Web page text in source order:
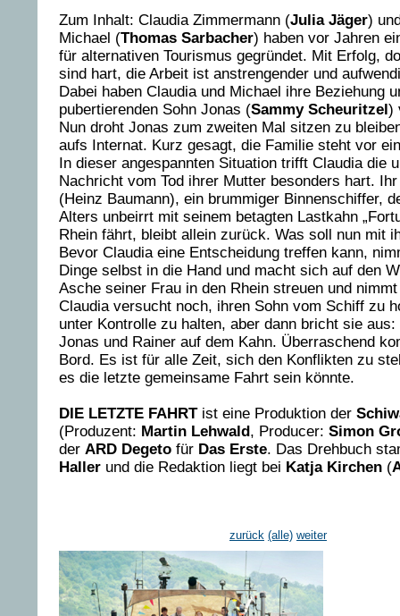
Zum Inhalt: Claudia Zimmermann (Julia Jäger)
Michael (Thomas Sarbacher) haben vor Jahren
für alternativen Tourismus gegründet. Mit Erfolg,
sind hart, die Arbeit ist anstrengender und
Dabei haben Claudia und Michael ihre Beziehung
pubertierenden Sohn Jonas (Sammy Scheuritzel)
Nun droht Jonas zum zweiten Mal sitzen zu
aufs Internat. Kurz gesagt, die Familie steht vor
In dieser angespannten Situation trifft Claudia die
Nachricht vom Tod ihrer Mutter besonders hart.
(Heinz Baumann), ein brummiger Binnenschiffer,
Alters unbeirrt mit seinem betagten Lastkahn
Rhein fährt, bleibt allein zurück. Was soll nun mit
Bevor Claudia eine Entscheidung treffen kann,
Dinge selbst in die Hand und macht sich auf den
Asche seiner Frau in den Rhein streuen und
Claudia versucht noch, ihren Sohn vom Schiff zu
unter Kontrolle zu halten, aber dann bricht sie
Jonas und Rainer auf dem Kahn. Überraschend
Bord. Es ist für alle Zeit, sich den Konflikten zu
es die letzte gemeinsame Fahrt sein könnte.
DIE LETZTE FAHRT ist eine Produktion der
(Produzent: Martin Lehwald, Producer: Simon
der ARD Degeto für Das Erste. Das Drehbuch
Haller und die Redaktion liegt bei Katja Kirchen (
zurück (alle) weiter